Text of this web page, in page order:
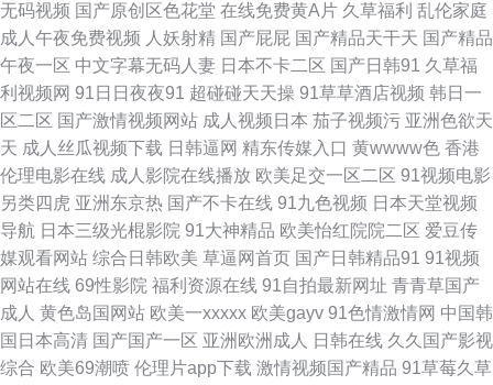
91 日韩综合社区在线观看 国产小视频91 另类深喉TV 伊人WWW在线 91性
爱一区 国产免费淫妻 91传媒网视频网 九久综艺香蕉 色逼导航视频 91秦先生
在线视频 欧美高清在线视频 俺去也俺去啦 免费操逼视频导航 五月天色色影
院 91看大片 99人妻人人操人人爽 久草视频免费网址 深夜福利导航 www91
爱爱 久久国产精品影院 日韩精品国产成人v 91视屏在线地址发布网 少妇影
院 九九热在线精品 97午夜影院 欧美另类性交 在线中文字幕日韩 另类专区海
角 午夜国产精品小福利 91视频网站免费视频 日本三级99 91视频官网社区
无码视频 国产原创区色花堂 在线免费黄A片 久草福利 乱伦家庭
成人午夜免费视频 人妖射精 国产屁屁 国产精品天干天 国产精品
午夜一区 中文字幕无码人妻 日本不卡二区 国产日韩91 久草福
利视频网 91日日夜夜91 超碰碰天天操 91草草酒店视频 韩日一
区二区 国产激情视频网站 成人视频日本 茄子视频污 亚洲色欲天
天 成人丝瓜视频下载 日韩逼网 精东传媒入口 黄wwww色 香港
伦理电影在线 成人影院在线播放 欧美足交一区二区 91视频电影
另类四虎 亚洲东京热 国产不卡在线 91九色视频 日本天堂视频
导航 日本三级光棍影院 91大神精品 欧美怡红院院二区 爱豆传
媒观看网站 综合日韩欧美 草逼网首页 国产日韩精品91 91视频
网站在线 69性影院 福利资源在线 91自拍最新网址 青青草国产
成人 黄色岛国网站 欧美一xxxxx 欧美gayv 91色情激情网 中国韩
国日本高清 国产国产一区 亚洲欧洲成人 日韩在线 久久国产影视
综合 欧美69潮喷 伦理片app下载 激情视频国产精品 91草莓久草